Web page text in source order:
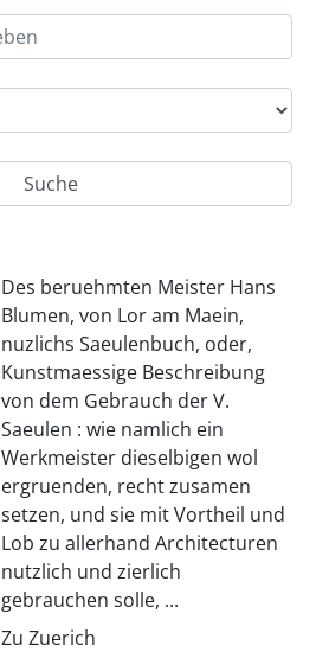
Des beruehmten Meister Hans
Blumen, von Lor am Maein,
nuzlichs Saeulenbuch, oder,
Kunstmaessige Beschreibung
von dem Gebrauch der V.
Saeulen : wie namlich ein
Werkmeister dieselbigen wol
ergruenden, recht zusamen
setzen, und sie mit Vortheil und
Lob zu allerhand Architecturen
nutzlich und zierlich
gebrauchen solle, ...
Zu Zuerich